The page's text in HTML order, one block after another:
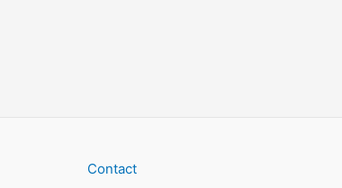
Contact